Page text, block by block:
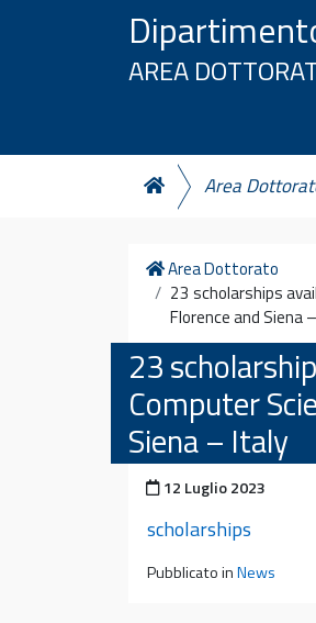
Vai al contenuto
AREA
Area
Home
Area Dottorato
23 scholarships
Florence and Siena
23
Computer
Siena – Italy
Pubblicato il
12 Luglio 2023
scholarships
Pubblicato inNews